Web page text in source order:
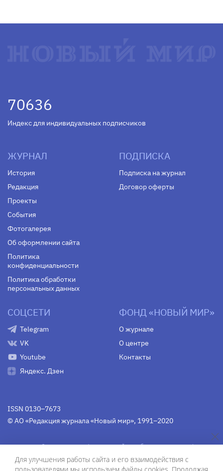
70636
Индекс для индивидуальных подписчиков
ЖУРНАЛ
История
Редакция
Проекты
События
Фотогалерея
Об оформлении сайта
Политика
конфиденциальности
Политика обработки
персональных данных
ПОДПИСКА
Подписка на журнал
Договор оферты
СОЦСЕТИ
Telegram
VK
Youtube
Яндекс. Дзен
ФОНД «НОВЫЙ МИР»
О журнале
О центре
Контакты
ISSN 0130–7673
© АО «Редакция журнала «Новый мир», 1991–2020
Свидетельство Федеральной службы по надзору в сфере
связи, информационных технологий и массовых
коммуникаций средства массовой информации
Для улучшения работы сайта и его взаимодействия с